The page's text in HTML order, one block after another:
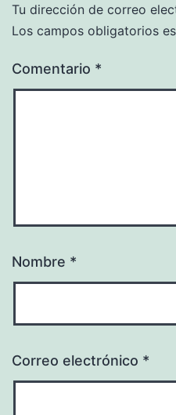
Tu dirección de correo
Los campos obligatorios
Comentario *
Nombre *
Correo electrónico *